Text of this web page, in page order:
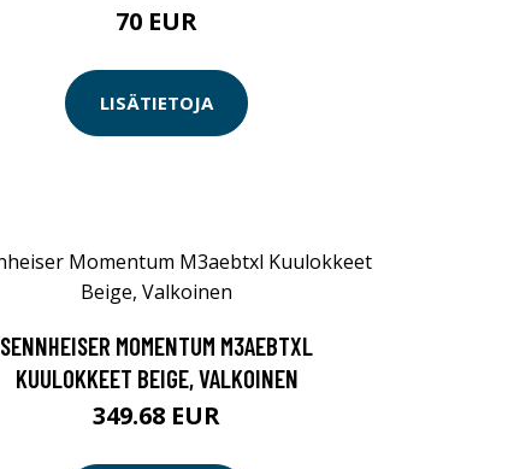
70 EUR
LISÄTIETOJA
SENNHEISER MOMENTUM M3AEBTXL
KUULOKKEET BEIGE, VALKOINEN
349.68 EUR